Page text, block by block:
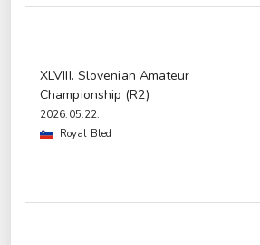
XLVIII. Slovenian Amateur
Championship (R2)
2026.05.22.
Royal Bled